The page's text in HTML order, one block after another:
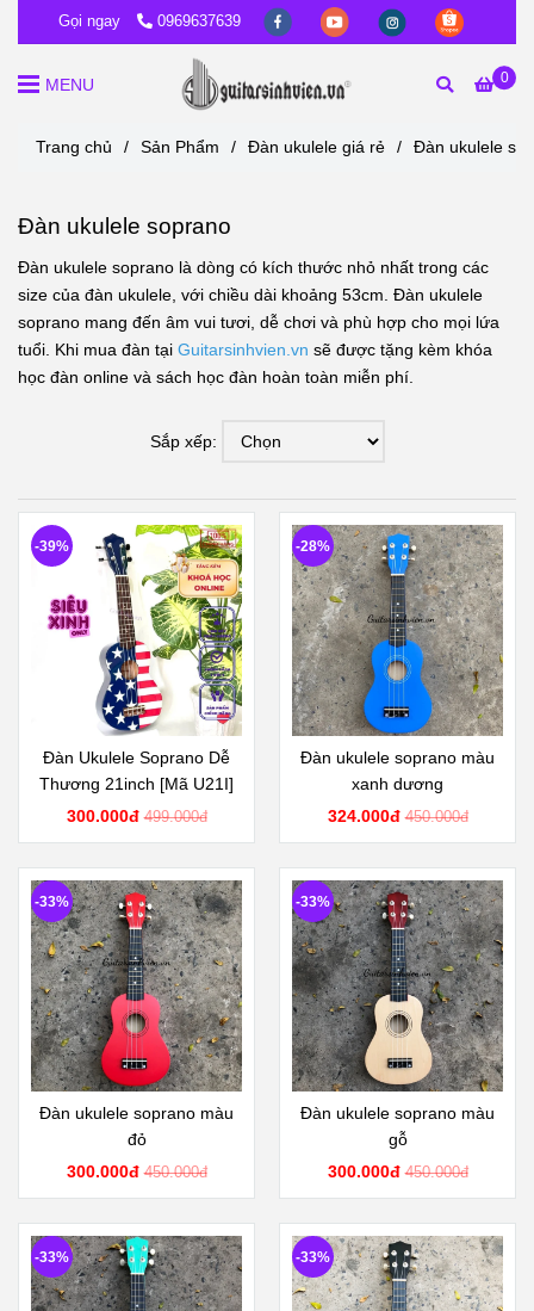
Gọi ngay 0969637639
0
MENU
Trang chủ / Sản Phẩm / Đàn ukulele giá rẻ / Đàn ukulele
Đàn ukulele soprano
Đàn ukulele soprano là dòng có kích thước nhỏ nhất trong các
size của đàn ukulele, với chiều dài khoảng 53cm. Đàn ukulele
soprano mang đến âm vui tươi, dễ chơi và phù hợp cho mọi lứa
tuổi. Khi mua đàn tại Guitarsinhvien.vn sẽ được tặng kèm khóa
học đàn online và sách học đàn hoàn toàn miễn phí.
Sắp xếp:
Đàn Ukulele Soprano Dễ
Thương 21inch [Mã U21I]
300.000đ 499.000đ
-39%
Đàn ukulele soprano màu
xanh dương
324.000đ 450.000đ
-28%
Đàn ukulele soprano màu
đỏ
300.000đ 450.000đ
-33%
Đàn ukulele soprano màu
gỗ
300.000đ 450.000đ
-33%
-33% -33%